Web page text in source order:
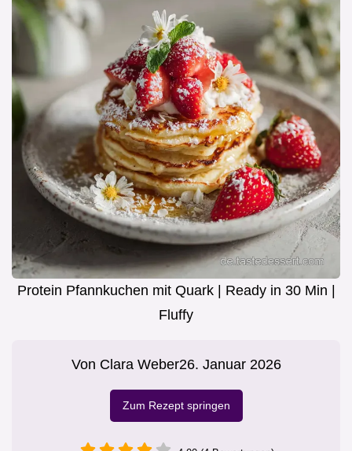
Protein Pfannkuchen mit Quark | Ready in 30 Min |
Fluffy
Von Clara Weber26. Januar 2026
Zum Rezept springen